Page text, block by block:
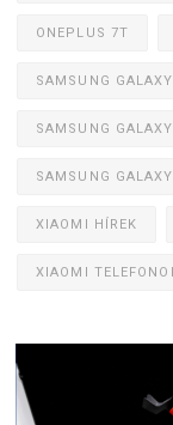
ONEPLUS 7T
SAMSUNG
SAMSUNG
SAMSUNG
XIAOMI HÍREK
XIAOMI